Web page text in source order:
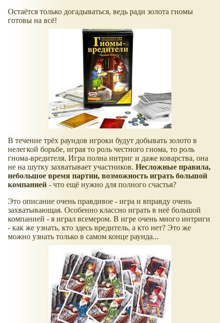
Остаётся только догадываться, ведь ради золота гномы
готовы на всё!
В течение трёх раундов игроки будут добывать золото в
нелегкой борьбе, играя то роль честного гнома, то роль
гнома-вредителя. Игра полна интриг и даже коварства, она
не на шутку захватывает участников. Несложные правила,
небольшое время партии, возможность играть большой
компанией - что ещё нужно для полного счастья?
Это описание очень правдивое - игра и вправду очень
захватывающая. Особенно классно играть в неё большой
компанией - я играл всемером. В игре очень много интриги
- как же узнать, кто здесь вредитель, а кто нет? Это же
можно узнать только в самом конце раунда...